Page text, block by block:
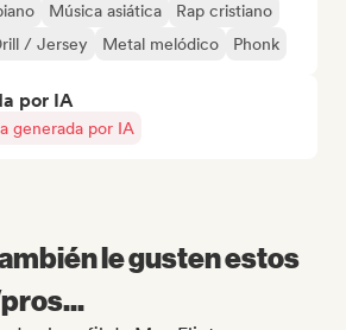
Música asiática
Rap cristiano
/ Jersey Metal melódico Phonk
por IA
generada por IA
le gusten estos